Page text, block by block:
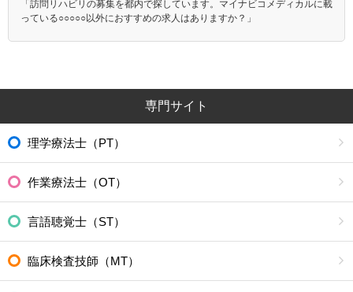
「訪問リハビリの募集を都内で探しています。マイナビコメディカルに載
っている○○○○○以外におすすめの求人はありますか？」
専門サイト
理学療法士（PT）
作業療法士（OT）
言語聴覚士（ST）
臨床検査技師（MT）